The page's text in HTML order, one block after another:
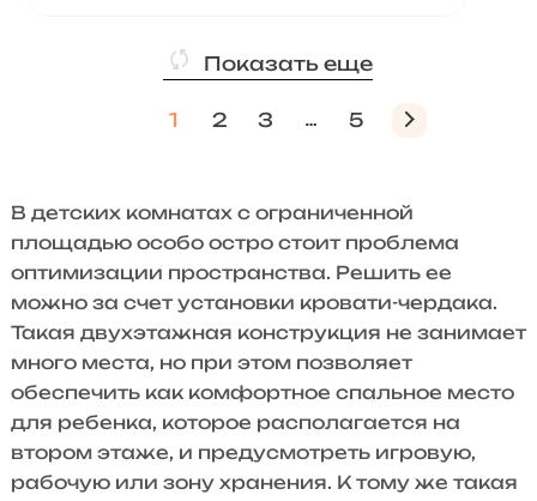
Показать еще
1 2 3 5
В детских комнатах с ограниченной
площадью особо остро стоит проблема
оптимизации пространства. Решить ее
можно за счет установки кровати-чердака.
Такая двухэтажная конструкция не занимает
много места, но при этом позволяет
обеспечить как комфортное спальное место
для ребенка, которое располагается на
втором этаже, и предусмотреть игровую,
рабочую или зону хранения. К тому же такая